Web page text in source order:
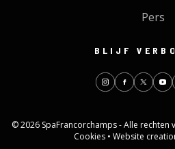
Pers
BLIJF
© 2026 SpaFrancorchamps - Alle rechten
Cookies • Website